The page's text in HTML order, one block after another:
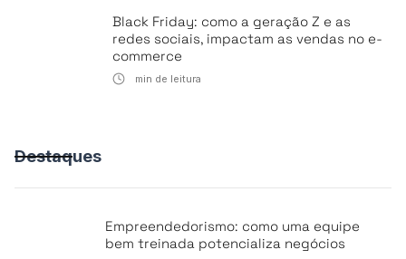
Black Friday: como a geração Z e as
redes sociais, impactam as vendas no e-
commerce
min de leitura
Destaques
Empreendedorismo: como uma equipe
bem treinada potencializa negócios